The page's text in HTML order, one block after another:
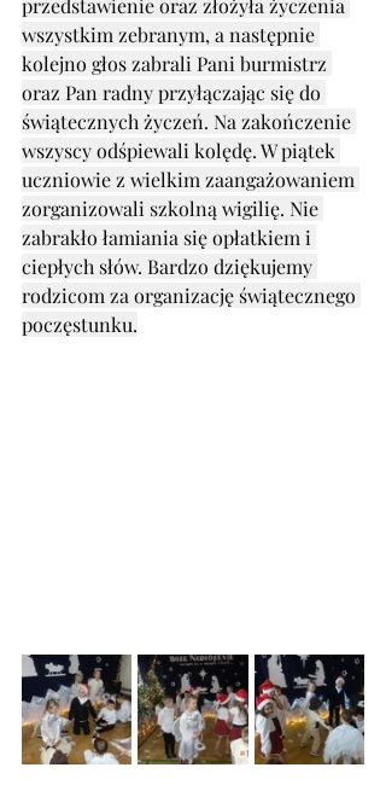
przedstawienie oraz złożyła życzenia
wszystkim zebranym, a następnie
kolejno głos zabrali Pani burmistrz
oraz Pan radny przyłączając się do
świątecznych życzeń. Na zakończenie
wszyscy odśpiewali kolędę. W piątek
uczniowie z wielkim zaangażowaniem
zorganizowali szkolną wigilię. Nie
zabrakło łamiania się opłatkiem i
ciepłych słów. Bardzo dziękujemy
rodzicom za organizację świątecznego
poczęstunku.